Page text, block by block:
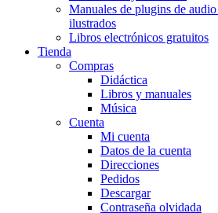
Manuales de plugins de
ilustrados
Libros electrónicos gratuitos
Tienda
Compras
Didáctica
Libros y manuales
Música
Cuenta
Mi cuenta
Datos de la cuenta
Direcciones
Pedidos
Descargar
Contraseña olvidada